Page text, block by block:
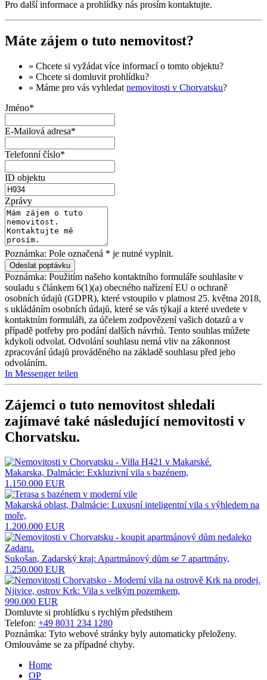
Pro další informace a prohlídky nás prosím kontaktujte.
Máte zájem o tuto nemovitost?
» Chcete si vyžádat více informacío tomto objektu?
» Chcete si domluvit prohlídku?
» Máme pro vás vyhledat nemovitosti v Chorvatsku?
Jméno*
E-Mailová adresa*
Telefonní číslo*
ID objektu
Zprávy
Poznámka: Pole označená * je nutné vyplnit.
Poznámka: Použitím našeho kontaktního formuláře souhlasíte v
souladu s článkem 6(1)(a) obecného nařízení EU o ochraně
osobních údajů (GDPR), které vstoupilo v platnost 25. května 2018,
s ukládáním osobních údajů, které se vás týkají a které uvedete v
kontaktním formuláři, za účelem zodpovězení vašich dotazů a v
případě potřeby pro podání dalších návrhů. Tento souhlas můžete
kdykoli odvolat. Odvolání souhlasu nemá vliv na zákonnost
zpracování údajů prováděného na základě souhlasu před jeho
odvoláním.
In Messenger teilen
Zájemci o tuto nemovitost shledali
zajímavé také následující nemovitosti v
Chorvatsku.
Makarska, Dalmácie: Exkluzivní vila s bazénem,
1.150.000 EUR
Makarská oblast, Dalmácie: Luxusní inteligentní vila s výhledem na
moře,
1.200.000 EUR
Sukošan, Zadarský kraj: Apartmánový dům se 7 apartmány,
1.250.000 EUR
Njivice, ostrov Krk: Vila s velkým pozemkem,
990.000 EUR
Domluvte si prohlídku s rychlým předstihem
Telefon: +49 8031 234 1280
Poznámka: Tyto webové stránky byly automaticky přeloženy.
Omlouváme se za případné chyby.
Home
OP